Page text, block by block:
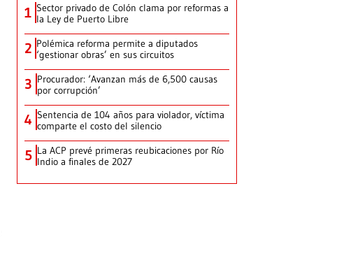
1 Sector privado de Colón clama por reformas a
la Ley de Puerto Libre
2 Polémica reforma permite a diputados
‘gestionar obras’ en sus circuitos
3 Procurador: ‘Avanzan más de 6,500 causas
por corrupción’
4 Sentencia de 104 años para violador, víctima
comparte el costo del silencio
5 La ACP prevé primeras reubicaciones por Río
Indio a finales de 2027